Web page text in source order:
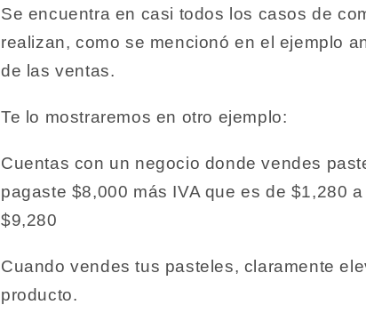
Se encuentra en casi todos los casos de
realizan, como se mencionó en el ejemplo
de las ventas.
Te lo mostraremos en otro ejemplo:
Cuentas con un negocio donde vendes
pagaste $8,000 más IVA que es de $1,280
$9,280
Cuando vendes tus pasteles, claramente
producto.